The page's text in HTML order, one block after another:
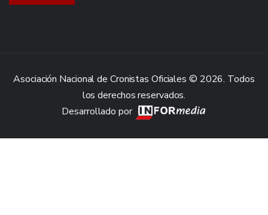
Asociación Nacional de Cronistas Oficiales © 2026. Todos
los derechos reservados.
Desarrollado por